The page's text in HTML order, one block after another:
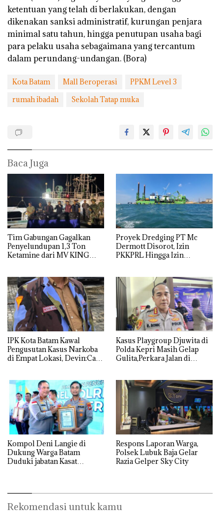
ketentuan yang telah di berlakukan, dengan
dikenakan sanksi administratif, kurungan penjara
minimal satu tahun, hingga penutupan usaha bagi
para pelaku usaha sebagaimana yang tercantum
dalam perundang-undangan. (Bora)
Kota Batam Mall Beroperasi
PPKM Level 3
rumah ibadah
Sekolah Tatap muka
Baca Juga
Tim Gabungan Gagalkan
Penyelundupan 1,3 Ton
Ketamine dari MV KING
Proyek Dredging PT Mc
Dermott Disorot, Izin
PKKPRL Hingga Izin
IPK Kota Batam Kawal
Pengusutan Kasus Narkoba
di Empat Lokasi, Devin:Cari
Kasus Playgroup Djuwita di
Polda Kepri Masih Gelap
Gulita,Perkara Jalan di
Kompol Deni Langie di
Dukung Warga Batam
Duduki jabatan Kasat
Respons Laporan Warga,
Polsek Lubuk Baja Gelar
Razia Gelper Sky City
Rekomendasi untuk kamu